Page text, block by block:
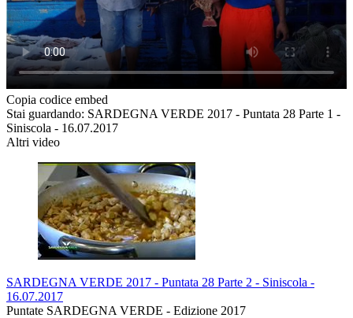
Copia codice embed
Stai guardando: SARDEGNA VERDE 2017 - Puntata 28 Parte 1 -
Siniscola - 16.07.2017
Altri video
SARDEGNA VERDE 2017 - Puntata 28 Parte 2 - Siniscola -
16.07.2017
Puntate SARDEGNA VERDE - Edizione 2017